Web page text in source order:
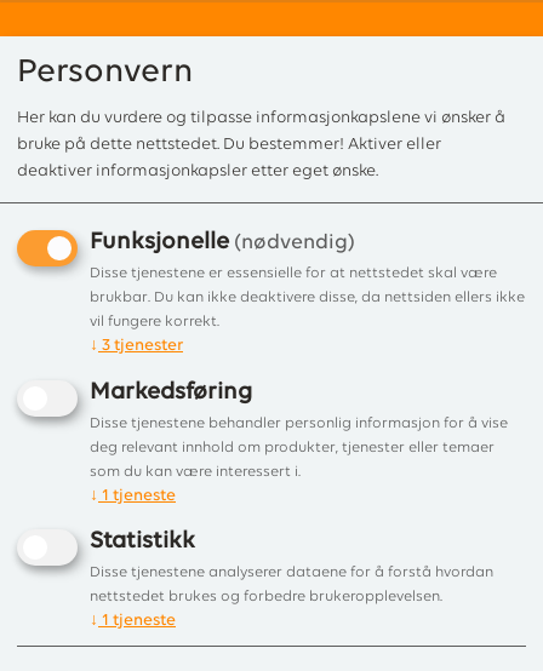
Forside/ Merkevarer/ Lotus
Viser 32 produkter
Liste
Personvern
Her kan du vurdere og tilpasse informasjonkapslene vi ønsker å
bruke på dette nettstedet. Du bestemmer! Aktiver eller
deaktiver informasjonkapsler etter eget ønske.
Funksjonelle (nødvendig)
Disse tjenestene er essensielle for at nettstedet skal være
brukbar. Du kan ikke deaktivere disse, da nettsiden ellers ikke
vil fungere korrekt.
↓ 3 tjenester
Markedsføring
Disse tjenestene behandler personlig informasjon for å vise
deg relevant innhold om produkter, tjenester eller temaer
som du kan være interessert i.
↓ 1 tjeneste
Statistikk
Disse tjenestene analyserer dataene for å forstå hvordan
nettstedet brukes og forbedre brukeropplevelsen.
↓ 1 tjeneste